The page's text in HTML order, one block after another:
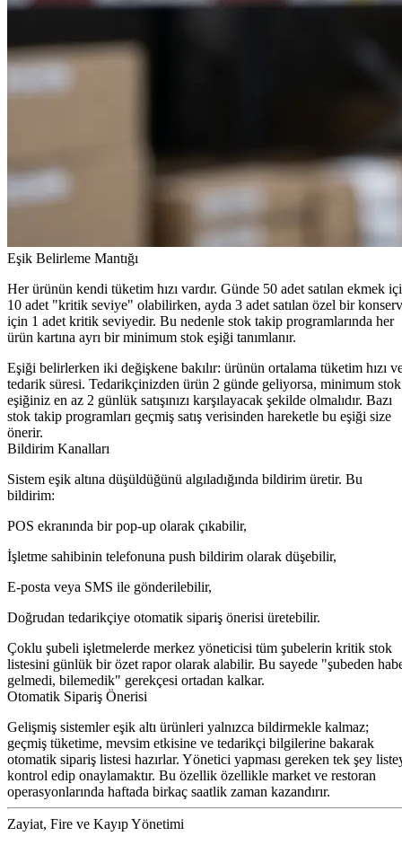
Eşik Belirleme Mantığı
Her ürünün kendi tüketim hızı vardır. Günde 50 adet satılan ekmek
10 adet "kritik seviye" olabilirken, ayda 3 adet satılan özel bir
için 1 adet kritik seviyedir. Bu nedenle stok takip programlarında her
ürün kartına ayrı bir minimum stok eşiği tanımlanır.
Eşiği belirlerken iki değişkene bakılır: ürünün ortalama tüketim hızı
tedarik süresi. Tedarikçinizden ürün 2 günde geliyorsa, minimum stok
eşiğiniz en az 2 günlük satışınızı karşılayacak şekilde olmalıdır. Bazı
stok takip programları geçmiş satış verisinden hareketle bu eşiği size
önerir.
Bildirim Kanalları
Sistem eşik altına düşüldüğünü algıladığında bildirim üretir. Bu
bildirim:
POS ekranında bir pop-up olarak çıkabilir,
İşletme sahibinin telefonuna push bildirim olarak düşebilir,
E-posta veya SMS ile gönderilebilir,
Doğrudan tedarikçiye otomatik sipariş önerisi üretebilir.
Çoklu şubeli işletmelerde merkez yöneticisi tüm şubelerin kritik stok
listesini günlük bir özet rapor olarak alabilir. Bu sayede "şubeden
gelmedi, bilemedik" gerekçesi ortadan kalkar.
Otomatik Sipariş Önerisi
Gelişmiş sistemler eşik altı ürünleri yalnızca bildirmekle kalmaz;
geçmiş tüketime, mevsim etkisine ve tedarikçi bilgilerine bakarak
otomatik sipariş listesi hazırlar. Yönetici yapması gereken tek şey
kontrol edip onaylamaktır. Bu özellik özellikle market ve restoran
operasyonlarında haftada birkaç saatlik zaman kazandırır.
Zayiat, Fire ve Kayıp Yönetimi